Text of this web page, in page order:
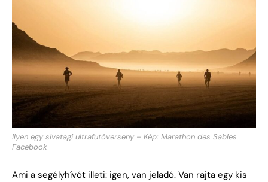
Ilyen egy sivatagi ultrafutóverseny – Kép: Marathon des Sables
Facebook
Ami a segélyhívót illeti: igen, van jeladó. Van rajta egy kis